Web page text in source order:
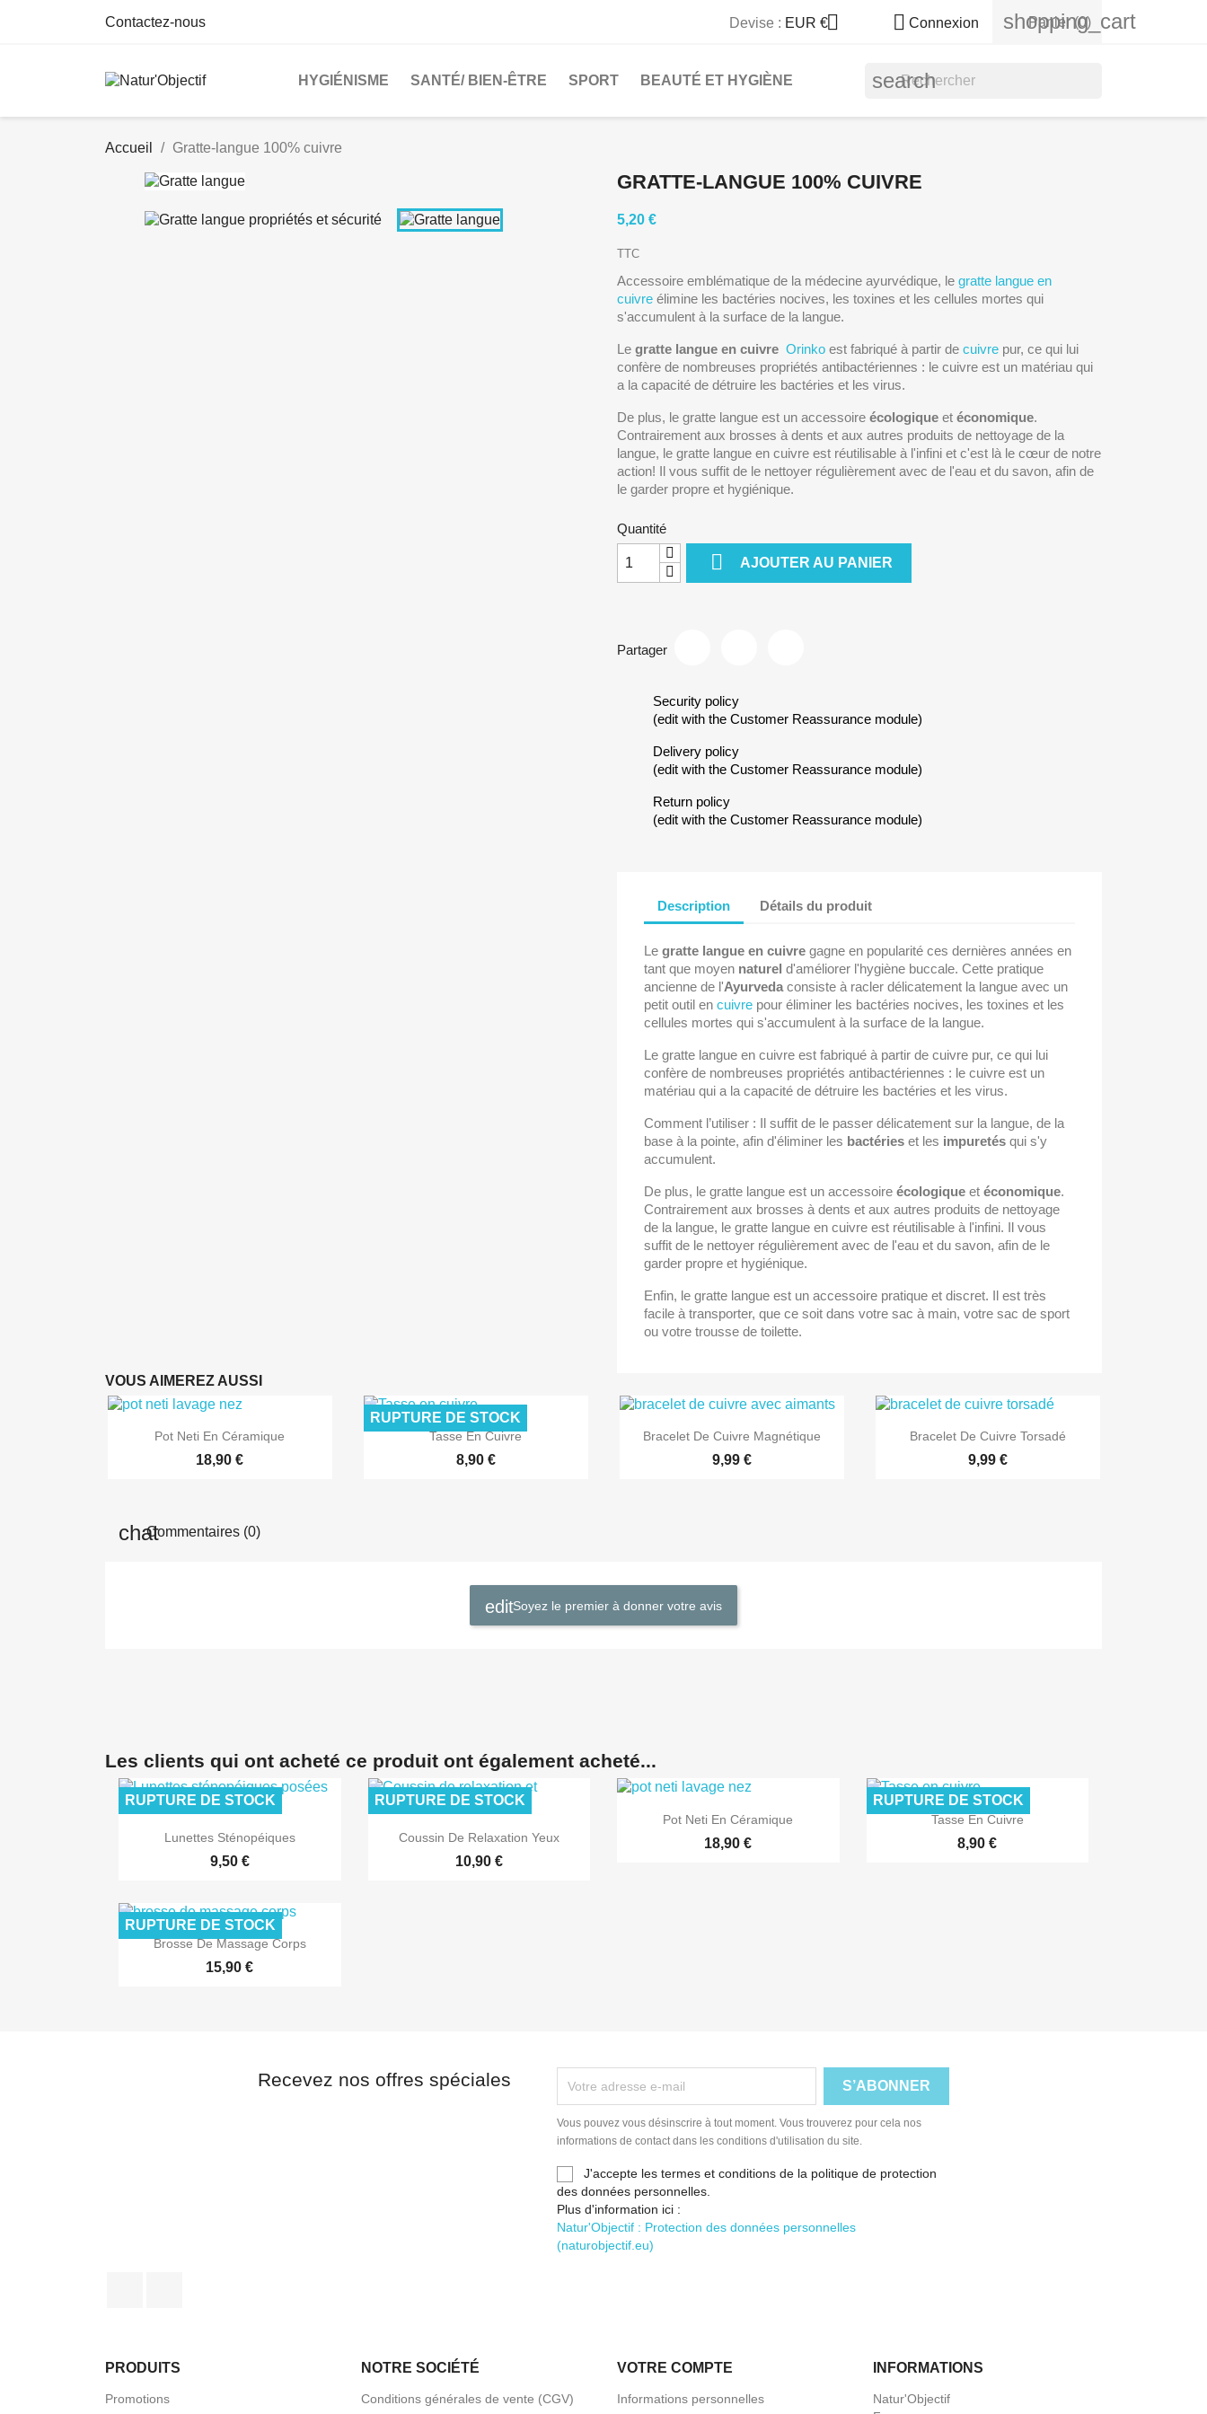
Contactez-nous Devise : EUR €  Connexion shopping_cart
Panier (0)
HYGIÉNISME SANTÉ/ BIEN-ÊTRE SPORT BEAUTÉ ET HYGIÈNE search
Accueil Gratte-langue 100% cuivre
GRATTE-LANGUE 100% CUIVRE
5,20 €
TTC
Accessoire emblématique de la médecine ayurvédique, le gratte langue en
cuivre élimine les bactéries nocives, les toxines et les cellules mortes qui
s'accumulent à la surface de la langue.
Le gratte langue en cuivre Orinko est fabriqué à partir de cuivre pur, ce qui lui
confère de nombreuses propriétés antibactériennes : le cuivre est un matériau qui
a la capacité de détruire les bactéries et les virus.
De plus, le gratte langue est un accessoire écologique et économique.
Contrairement aux brosses à dents et aux autres produits de nettoyage de la
langue, le gratte langue en cuivre est réutilisable à l'infini et c'est là le cœur de notre
action! Il vous suffit de le nettoyer régulièrement avec de l'eau et du savon, afin de
le garder propre et hygiénique.
Quantité
 AJOUTER AU PANIER
Partager
Security policy
(edit with the Customer Reassurance module)
Delivery policy
(edit with the Customer Reassurance module)
Return policy
(edit with the Customer Reassurance module)
Description Détails du produit
Le gratte langue en cuivre gagne en popularité ces dernières années en
tant que moyen naturel d'améliorer l'hygiène buccale. Cette pratique
ancienne de l'Ayurveda consiste à racler délicatement la langue avec un
petit outil en cuivre pour éliminer les bactéries nocives, les toxines et les
cellules mortes qui s'accumulent à la surface de la langue.
Le gratte langue en cuivre est fabriqué à partir de cuivre pur, ce qui lui
confère de nombreuses propriétés antibactériennes : le cuivre est un
matériau qui a la capacité de détruire les bactéries et les virus.
Comment l’utiliser : Il suffit de le passer délicatement sur la langue, de la
base à la pointe, afin d'éliminer les bactéries et les impuretés qui s'y
accumulent.
De plus, le gratte langue est un accessoire écologique et économique.
Contrairement aux brosses à dents et aux autres produits de nettoyage
de la langue, le gratte langue en cuivre est réutilisable à l'infini. Il vous
suffit de le nettoyer régulièrement avec de l'eau et du savon, afin de le
garder propre et hygiénique.
Enfin, le gratte langue est un accessoire pratique et discret. Il est très
facile à transporter, que ce soit dans votre sac à main, votre sac de sport
ou votre trousse de toilette.
VOUS AIMEREZ AUSSI
 Aperçu rapide
Pot Neti En Céramique
18,90 €
 Aperçu rapide
Tasse En Cuivre
8,90 €
RUPTURE DE STOCK
 Aperçu rapide
Bracelet De Cuivre Magnétique
9,99 €
 Aperçu rapide
Bracelet De Cuivre Torsadé
9,99 €
Commentaires (0)
Soyez le premier à donner votre avis
Les clients qui ont acheté ce produit ont également acheté...
 Aperçu rapide
Lunettes Sténopéiques
9,50 €
RUPTURE DE STOCK
 Aperçu rapide
Coussin De Relaxation Yeux
10,90 €
RUPTURE DE STOCK
 Aperçu rapide
Pot Neti En Céramique
18,90 €
 Aperçu rapide
Tasse En Cuivre
8,90 €
RUPTURE DE STOCK
 Aperçu rapide
Brosse De Massage Corps
15,90 €
RUPTURE DE STOCK
Recevez nos offres spéciales
Vous pouvez vous désinscrire à tout moment. Vous trouverez pour cela nos
informations de contact dans les conditions d'utilisation du site.
J'accepte les termes et conditions de la politique de protection
des données personnelles.
Plus d'information ici :
Natur'Objectif : Protection des données personnelles
(naturobjectif.eu)
PRODUITS
Promotions
NOTRE SOCIÉTÉ
Conditions générales de vente (CGV)
VOTRE COMPTE
Informations personnelles
INFORMATIONS
Natur'Objectif